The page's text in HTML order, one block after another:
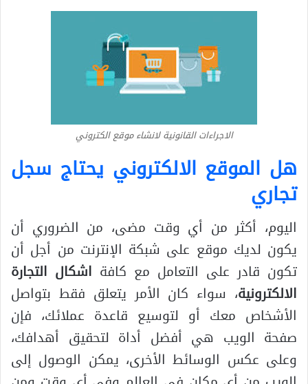
الاجراءات القانونية لانشاء موقع الكتروني
هل الموقع الالكتروني يحتاج سجل
تجاري
اليوم، أكثر من أي وقت مضى، من الضروري أن
يكون لديك موقع على شبكة الإنترنت من أجل أن
تكون قادر على التعامل مع كافة اشكال التجارة
الالكترونية، سواء كان الأمر يتعلق فقط بتواصل
الأشخاص معك أو لتوسيع قاعدة عملائك، فإن
صفحة الويب هي أفضل أداة لتحقيق أهدافك،
وعلى عكس الوسائط الأخرى، يمكن الوصول إلى